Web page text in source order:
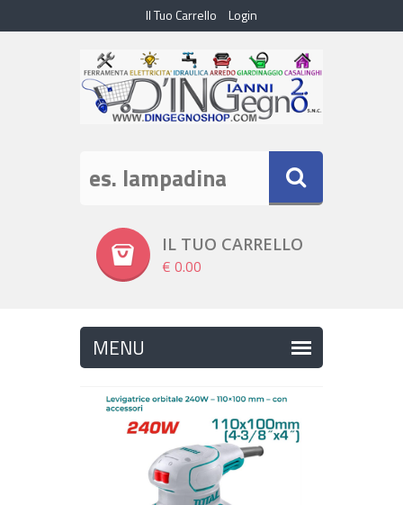
Il Tuo Carrello Login
IL TUO CARRELLO
€ 0.00